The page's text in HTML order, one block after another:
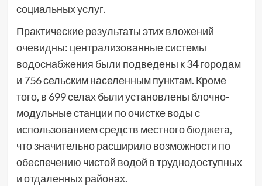
социальных услуг.
Практические результаты этих вложений
очевидны: централизованные системы
водоснабжения были подведены к 34 городам
и 756 сельским населенным пунктам. Кроме
того, в 699 селах были установлены блочно-
модульные станции по очистке воды с
использованием средств местного бюджета,
что значительно расширило возможности по
обеспечению чистой водой в труднодоступных
и отдаленных районах.